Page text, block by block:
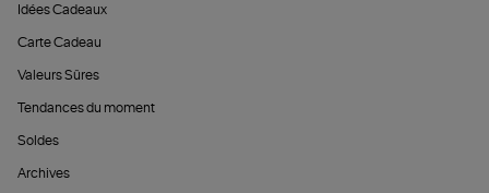
Idées Cadeaux
Carte Cadeau
Valeurs Sûres
Tendances du moment
Soldes
Archives